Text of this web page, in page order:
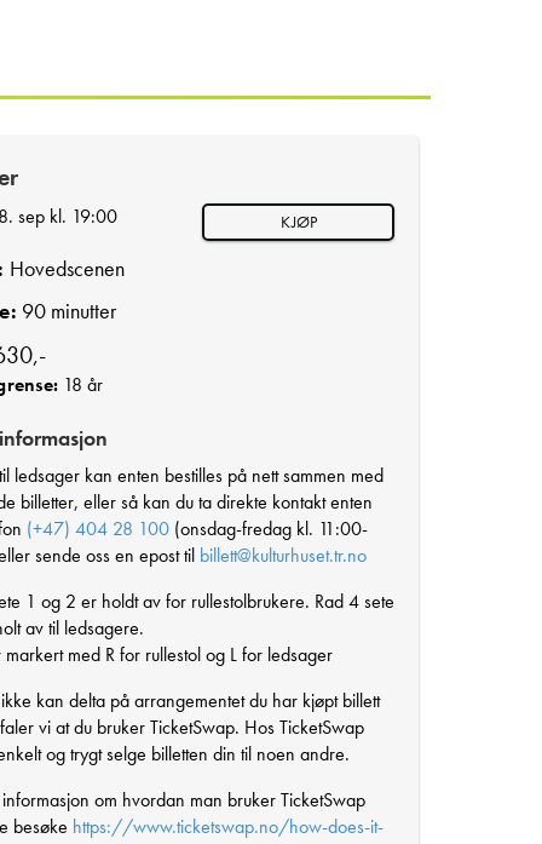
sep kl. 19:00 KJØP
Hovedscenen
90 minutter
18 år
ledsager kan enten bestilles på nett sammen med
billetter, eller så kan du ta direkte kontakt enten
(+47) 404 28 100 (onsdag-fredag kl. 11:00-
sende oss en epost til billett@kulturhuset.tr.no
1 og 2 er holdt av for rullestolbrukere. Rad 4 sete
av til ledsagere.
markert med R for rullestol og L for ledsager
kan delta på arrangementet du har kjøpt billett
vi at du bruker TicketSwap. Hos TicketSwap
og trygt selge billetten din til noen andre.
om hvordan man bruker TicketSwap
besøke https://www.ticketswap.no/how-does-it-